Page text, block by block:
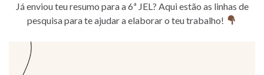
Já enviou teu resumo para a 6ª JEL? Aqui estão as linhas de
pesquisa para te ajudar a elaborar o teu trabalho!